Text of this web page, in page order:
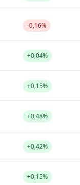
-0,16%
+0,04%
+0,15%
+0,48%
+0,42%
+0,15%